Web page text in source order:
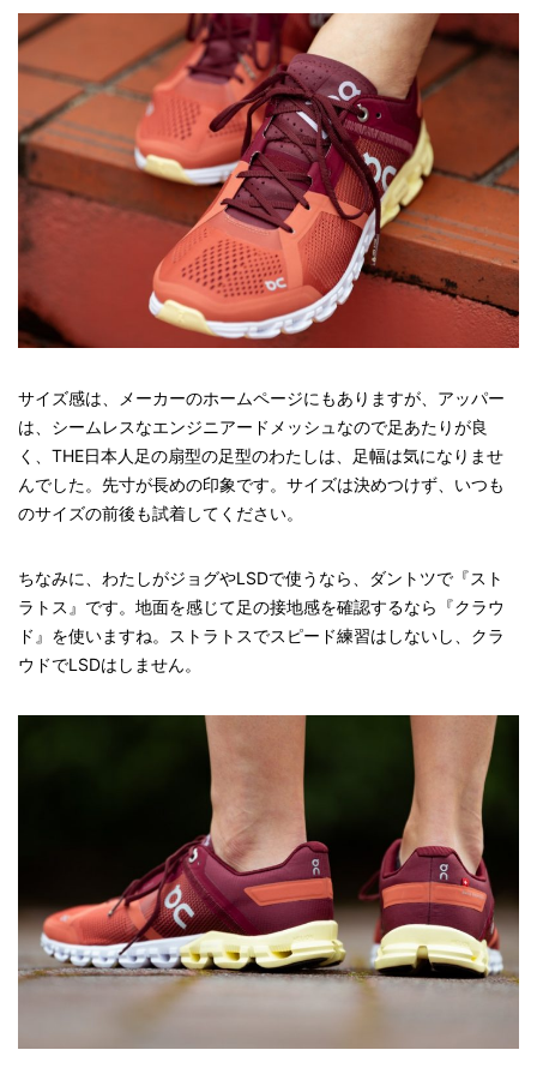
サイズ感は、メーカーのホームページにもありますが、アッパー
は、シームレスなエンジニアードメッシュなので足あたりが良
く、THE日本人足の扇型の足型のわたしは、足幅は気になりませ
んでした。先寸が長めの印象です。サイズは決めつけず、いつも
のサイズの前後も試着してください。
ちなみに、わたしがジョグやLSDで使うなら、ダントツで『スト
ラトス』です。地面を感じて足の接地感を確認するなら『クラウ
ド』を使いますね。ストラトスでスピード練習はしないし、クラ
ウドでLSDはしません。